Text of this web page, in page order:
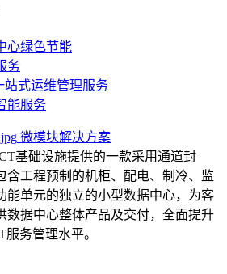
心绿色节能
务
站式运维管理服务
能服务
微模块解决方案
基础设施提供的一款采用通道封
含工程预制的机柜、配电、制冷、监
能单元的独立的小型数据中心，为客
数据中心整体产品及交付，全面提升
服务管理水平。